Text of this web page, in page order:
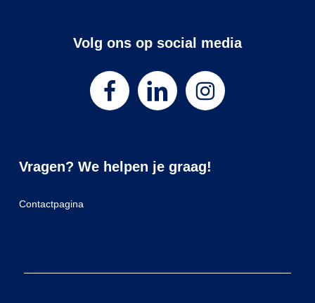
Volg ons op social media
Vragen? We helpen je graag!
Contactpagina